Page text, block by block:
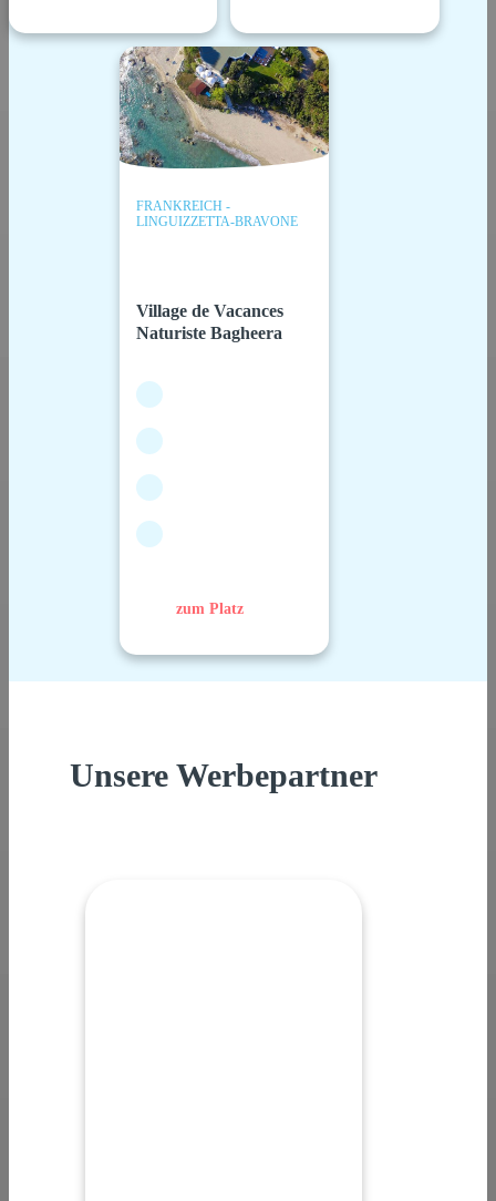
FRANKREICH -
LINGUIZZETTA-BRAVONE
Village de Vacances
Naturiste Bagheera
zum Platz
Unsere Werbepartner